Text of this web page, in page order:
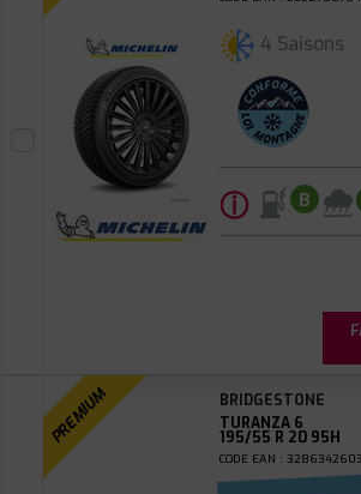
4 Saisons
ⓘ B
PREMIUM
BRIDGESTONE
TURANZA 6
195/55 R 20 95H
CODE EAN :